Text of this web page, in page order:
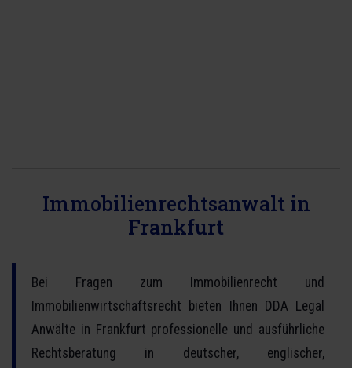
luxemburgisches Recht Ihre Fragen zum
Immobilienrecht in Luxemburg.
Immobilienrechtsanwalt in
Frankfurt
Bei Fragen zum Immobilienrecht und
Immobilienwirtschaftsrecht bieten Ihnen DDA Legal
Anwälte in Frankfurt professionelle und ausführliche
Rechtsberatung in deutscher, englischer,